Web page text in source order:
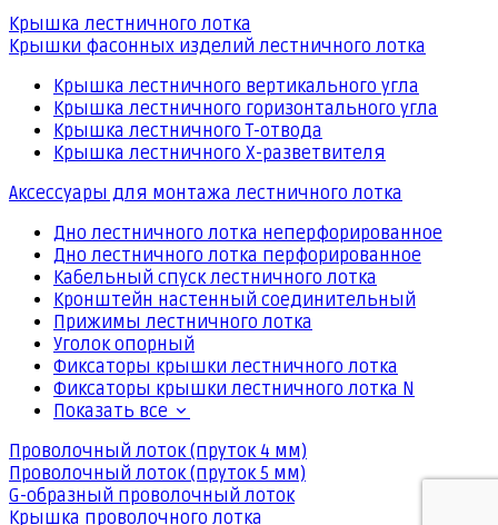
Крышка лестничного лотка
Крышки фасонных изделий лестничного лотка
Крышка лестничного вертикального угла
Крышка лестничного горизонтального угла
Крышка лестничного Т-отвода
Крышка лестничного Х-разветвителя
Аксессуары для монтажа лестничного лотка
Дно лестничного лотка неперфорированное
Дно лестничного лотка перфорированное
Кабельный спуск лестничного лотка
Кронштейн настенный соединительный
Прижимы лестничного лотка
Уголок опорный
Фиксаторы крышки лестничного лотка
Фиксаторы крышки лестничного лотка N
Показать все
Проволочный лоток (пруток 4 мм)
Проволочный лоток (пруток 5 мм)
G-образный проволочный лоток
Крышка проволочного лотка